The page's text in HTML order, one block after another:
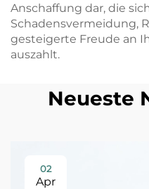
Anschaffung dar, die
Schadensvermeidung,
gesteigerte Freude an
auszahlt.
Neueste
02
Apr